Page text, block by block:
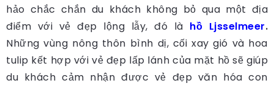
hảo chắc chắn du khách không bỏ qua một địa
điểm với vẻ đẹp lộng lẫy, đó là hồ Ljsselmeer.
Những vùng nông thôn bình dị, cối xay gió và hoa
tulip kết hợp với vẻ đẹp lấp lánh của mặt hồ sẽ giúp
du khách cảm nhận được vẻ đẹp văn hóa con